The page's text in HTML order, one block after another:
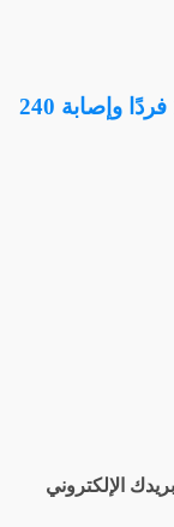
تفشي الكوليرا في دول أفريقيا: وفاة 13 فردًا وإصابة 240
الإلكتروني